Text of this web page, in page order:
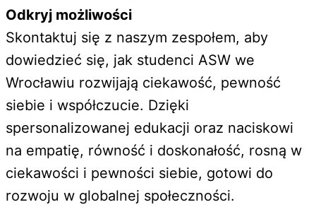
Odkryj możliwości
Skontaktuj się z naszym zespołem, aby
dowiedzieć się, jak studenci ASW we
Wrocławiu rozwijają ciekawość, pewność
siebie i współczucie. Dzięki
spersonalizowanej edukacji oraz naciskowi
na empatię, równość i doskonałość, rosną w
ciekawości i pewności siebie, gotowi do
rozwoju w globalnej społeczności.